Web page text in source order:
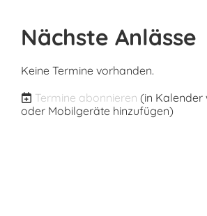
Nächste Anlässe
Keine Termine vorhanden.
Termine abonnieren (in Kalender
oder Mobilgeräte hinzufügen)